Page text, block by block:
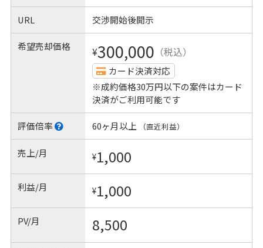
URL 交渉開始後開示
希望売却価格 ¥300,000 （税込）
カード決済対応
※成約価格30万円以下の案件はカード
決済がご利用可能です
評価倍率 60ヶ月以上 （直近利益）
売上/月 ¥1,000
利益/月 ¥1,000
PV/月 8,500